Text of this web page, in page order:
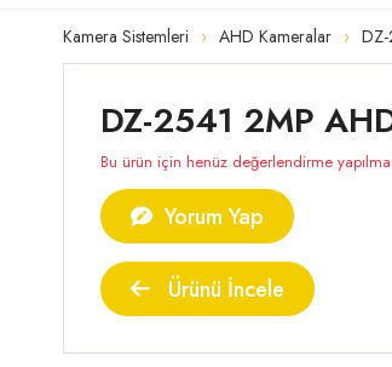
Kamera Sistemleri AHD Kameralar
DZ-2541 2MP
Bu ürün için henüz değerlendirme
Yorum Yap
Ürünü İncele